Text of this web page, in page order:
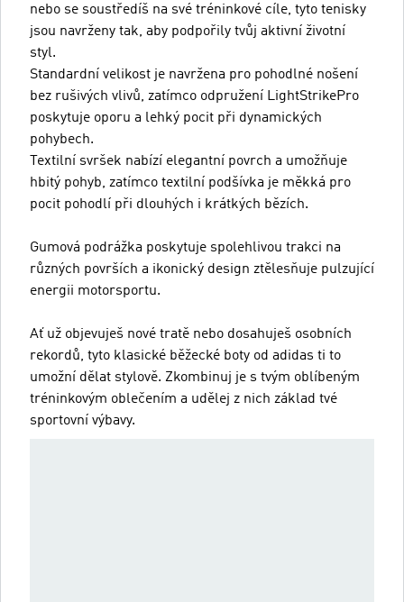
nebo se soustředíš na své tréninkové cíle, tyto tenisky
jsou navrženy tak, aby podpořily tvůj aktivní životní
styl.
Standardní velikost je navržena pro pohodlné nošení
bez rušivých vlivů, zatímco odpružení LightStrikePro
poskytuje oporu a lehký pocit při dynamických
pohybech.
Textilní svršek nabízí elegantní povrch a umožňuje
hbitý pohyb, zatímco textilní podšívka je měkká pro
pocit pohodlí při dlouhých i krátkých bězích.
Gumová podrážka poskytuje spolehlivou trakci na
různých površích a ikonický design ztělesňuje pulzující
energii motorsportu.
Ať už objevuješ nové tratě nebo dosahuješ osobních
rekordů, tyto klasické běžecké boty od adidas ti to
umožní dělat stylově. Zkombinuj je s tvým oblíbeným
tréninkovým oblečením a udělej z nich základ tvé
sportovní výbavy.